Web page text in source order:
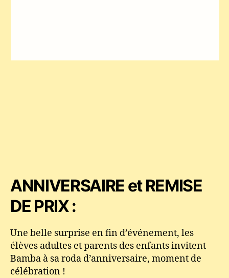
ANNIVERSAIRE et REMISE
DE PRIX :
Une belle surprise en fin d’événement, les
élèves adultes et parents des enfants invitent
Bamba à sa roda d’anniversaire, moment de
célébration !